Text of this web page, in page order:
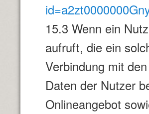
15.3 Wenn ein
aufruft, die ein
Verbindung mit
Daten der Nutzer
Onlineangebot